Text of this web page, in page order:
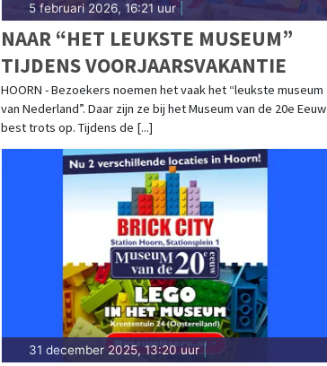
5 februari 2026, 16:21 uur|
NAAR “HET LEUKSTE MUSEUM”
TIJDENS VOORJAARSVAKANTIE
HOORN - Bezoekers noemen het vaak het “leukste museum
van Nederland”. Daar zijn ze bij het Museum van de 20e Eeuw
best trots op. Tijdens de [...]
31 december 2025, 13:20 uur|